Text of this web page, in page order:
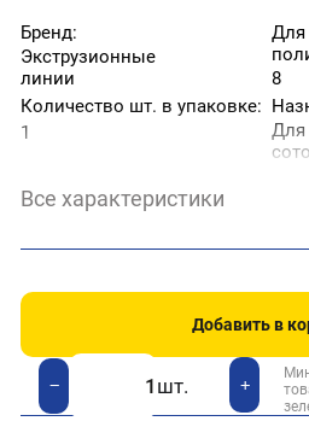
Бренд:
Экструзионные
линии
Для
8
Количество шт. в упаковке:
1
Для
Страна производитель:
Тип
Тип товара:
Все характеристики
Добавить в
+
шт.
−